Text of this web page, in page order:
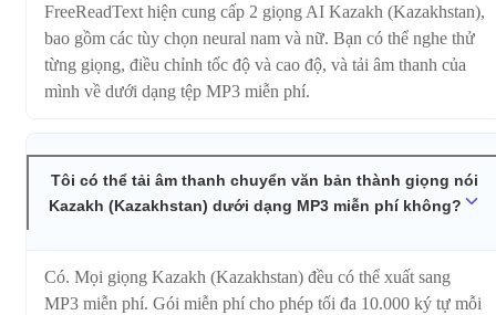
FreeReadText hiện cung cấp 2 giọng AI Kazakh (Kazakhstan),
bao gồm các tùy chọn neural nam và nữ. Bạn có thể nghe thử
từng giọng, điều chỉnh tốc độ và cao độ, và tải âm thanh của
mình về dưới dạng tệp MP3 miễn phí.
Tôi có thể tải âm thanh chuyển văn bản thành giọng nói
Kazakh (Kazakhstan) dưới dạng MP3 miễn phí không?
Có. Mọi giọng Kazakh (Kazakhstan) đều có thể xuất sang
MP3 miễn phí. Gói miễn phí cho phép tối đa 10.000 ký tự mỗi